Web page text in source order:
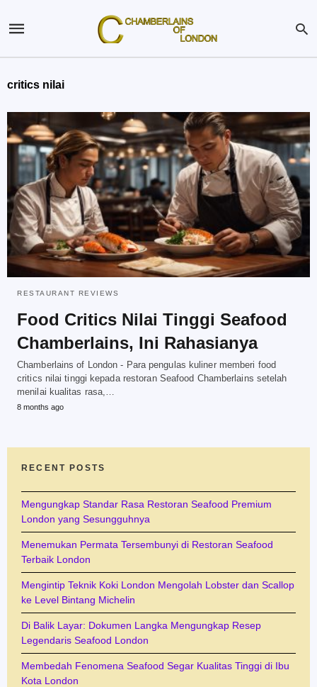
critics nilai
RESTAURANT REVIEWS
Food Critics Nilai Tinggi Seafood
Chamberlains, Ini Rahasianya
Chamberlains of London - Para pengulas kuliner memberi food
critics nilai tinggi kepada restoran Seafood Chamberlains setelah
menilai kualitas rasa,…
8 months ago
RECENT POSTS
Mengungkap Standar Rasa Restoran Seafood Premium
London yang Sesungguhnya
Menemukan Permata Tersembunyi di Restoran Seafood
Terbaik London
Mengintip Teknik Koki London Mengolah Lobster dan Scallop
ke Level Bintang Michelin
Di Balik Layar: Dokumen Langka Mengungkap Resep
Legendaris Seafood London
Membedah Fenomena Seafood Segar Kualitas Tinggi di Ibu
Kota London